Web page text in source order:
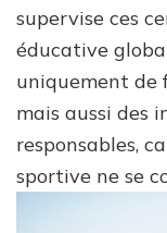
supervise ces
éducative
uniquement de
mais aussi des
responsables,
sportive ne se